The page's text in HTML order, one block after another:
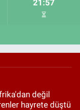
21:57
değil
hayrete düştü